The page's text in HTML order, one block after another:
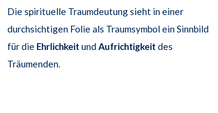
Die spirituelle Traumdeutung sieht in einer
durchsichtigen Folie als Traumsymbol ein Sinnbild
für die Ehrlichkeit und Aufrichtigkeit des
Träumenden.